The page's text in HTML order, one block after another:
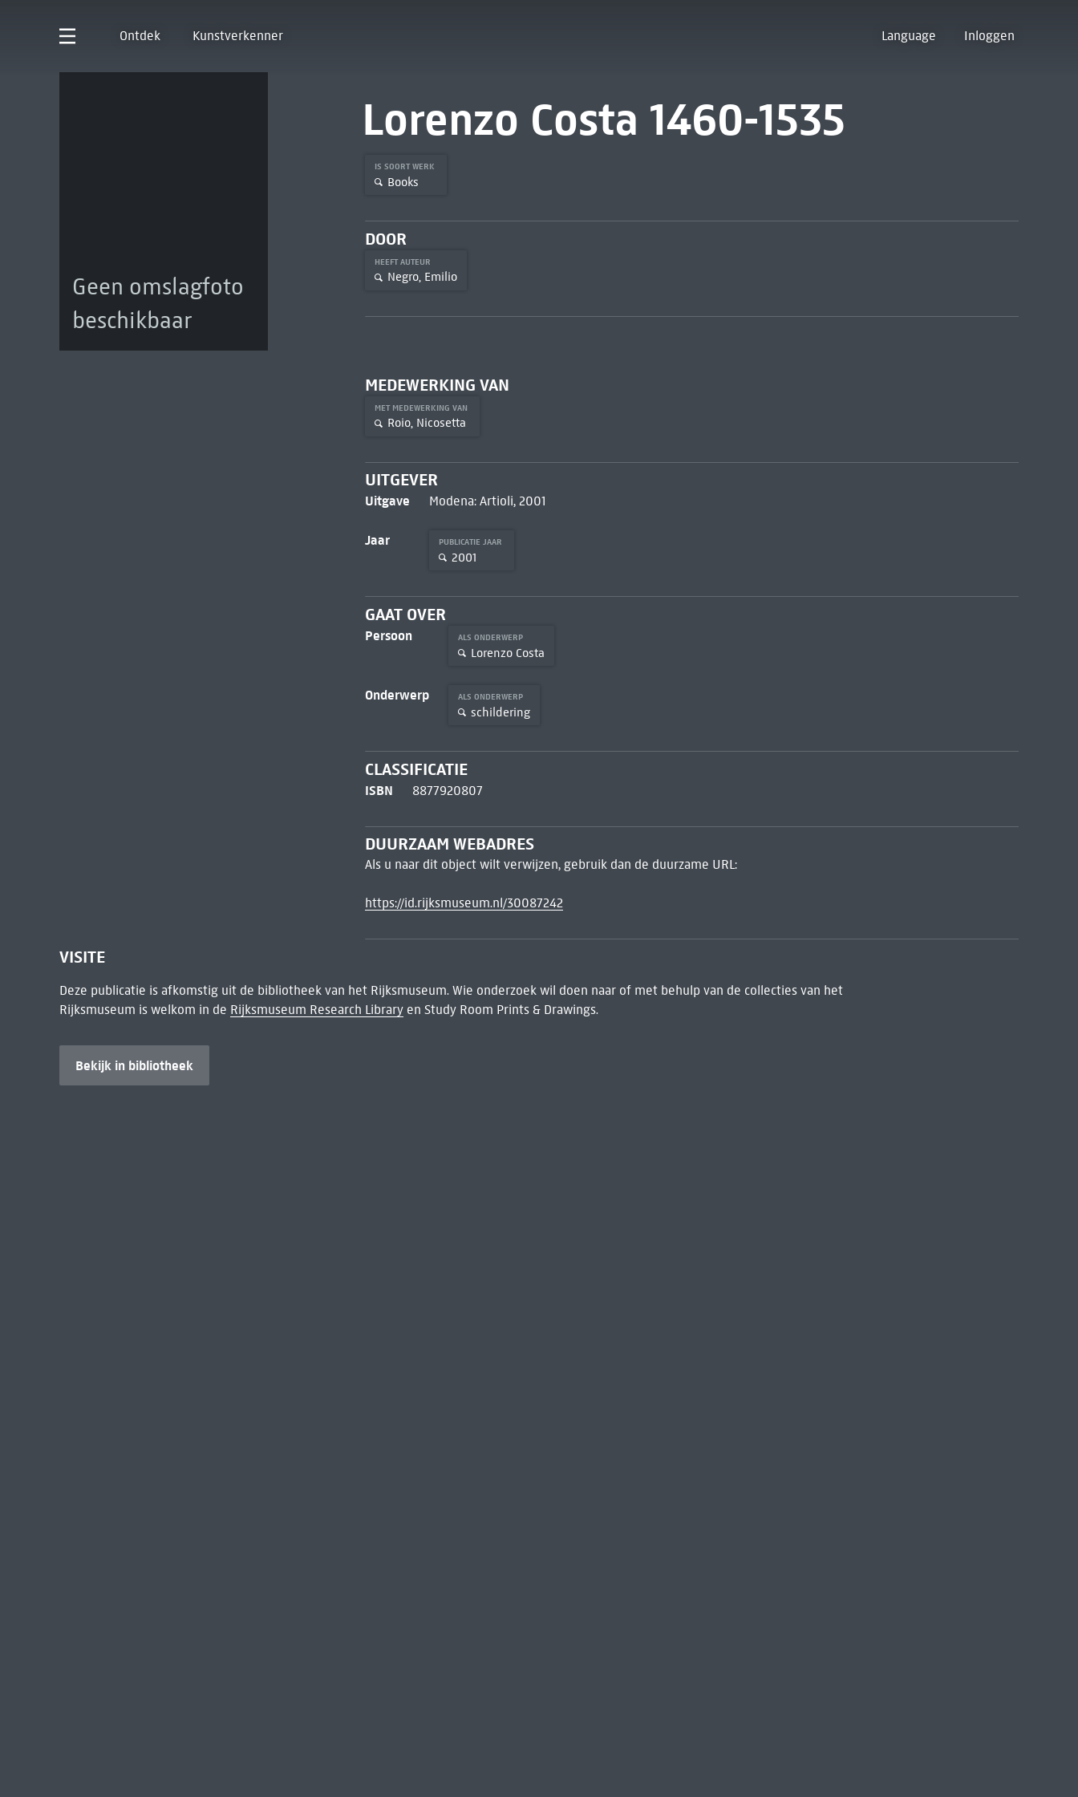
Ontdek Kunstverkenner Language Inloggen
Geen omslagfoto
beschikbaar
Lorenzo Costa 1460-1535
IS SOORT WERK
Books
DOOR
HEEFT AUTEUR
Negro, Emilio
MEDEWERKING VAN
MET MEDEWERKING VAN
Roio, Nicosetta
UITGEVER
Uitgave Modena: Artioli, 2001
Jaar PUBLICATIE JAAR
2001
GAAT OVER
Persoon ALS ONDERWERP
Lorenzo Costa
Onderwerp ALS ONDERWERP
schildering
CLASSIFICATIE
ISBN 8877920807
DUURZAAM WEBADRES
Als u naar dit object wilt verwijzen, gebruik dan de duurzame URL:
https://id.rijksmuseum.nl/30087242
VISITE
Deze publicatie is afkomstig uit de bibliotheek van het Rijksmuseum. Wie onderzoek wil doen naar of met behulp van de collecties van het
Rijksmuseum is welkom in de Rijksmuseum Research Libraryen Study Room Prints & Drawings.
Bekijk in bibliotheek